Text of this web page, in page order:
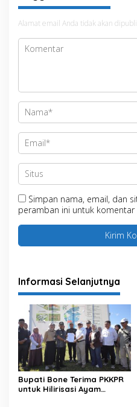
Alamat email Anda tidak akan
Simpan nama, email, dan
peramban ini untuk komentar
Informasi Selanjutnya
Bupati Bone Terima PKKPR
untuk Hilirisasi Ayam